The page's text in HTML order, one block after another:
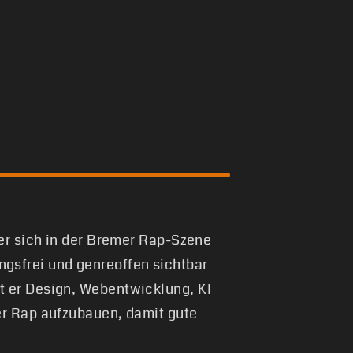
sich in der Bremer Rap-Szene
und genreoffen sichtbar
Design, Webentwicklung, KI
Rap aufzubauen, damit gute